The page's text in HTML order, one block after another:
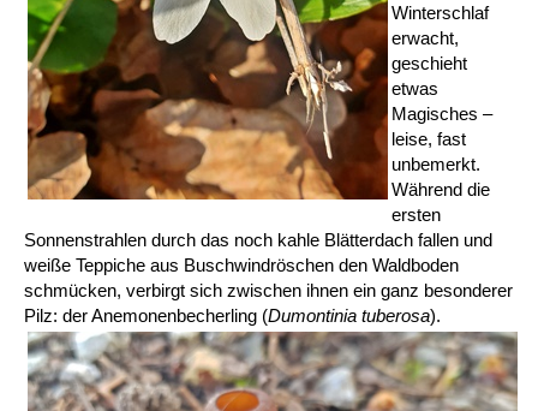
Winterschlaf
erwacht,
geschieht
etwas
Magisches –
leise, fast
unbemerkt.
Während die
ersten
Sonnenstrahlen durch das noch kahle Blätterdach fallen und
weiße Teppiche aus Buschwindröschen den Waldboden
schmücken, verbirgt sich zwischen ihnen ein ganz besonderer
Pilz: der Anemonenbecherling (Dumontinia tuberosa).